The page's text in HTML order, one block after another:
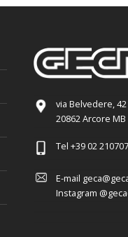
via Belvedere, 42
20862 Arcore MB
Tel +39 02
E-mail
Instagram